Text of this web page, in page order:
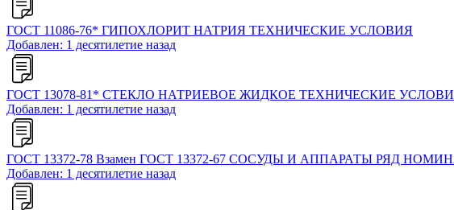
ГОСТ 11086-76* ГИПОХЛОРИТ НАТРИЯ ТЕХНИЧЕСКИЕ УСЛОВИЯ
Добавлен: 1 десятилетие назад
ГОСТ 13078-81* СТЕКЛО НАТРИЕВОЕ ЖИДКОЕ ТЕХНИЧЕСКИЕ
Добавлен: 1 десятилетие назад
ГОСТ 13372-78 Взамен ГОСТ 13372-67 СОСУДЫ И АППАРАТЫ РЯД
Добавлен: 1 десятилетие назад